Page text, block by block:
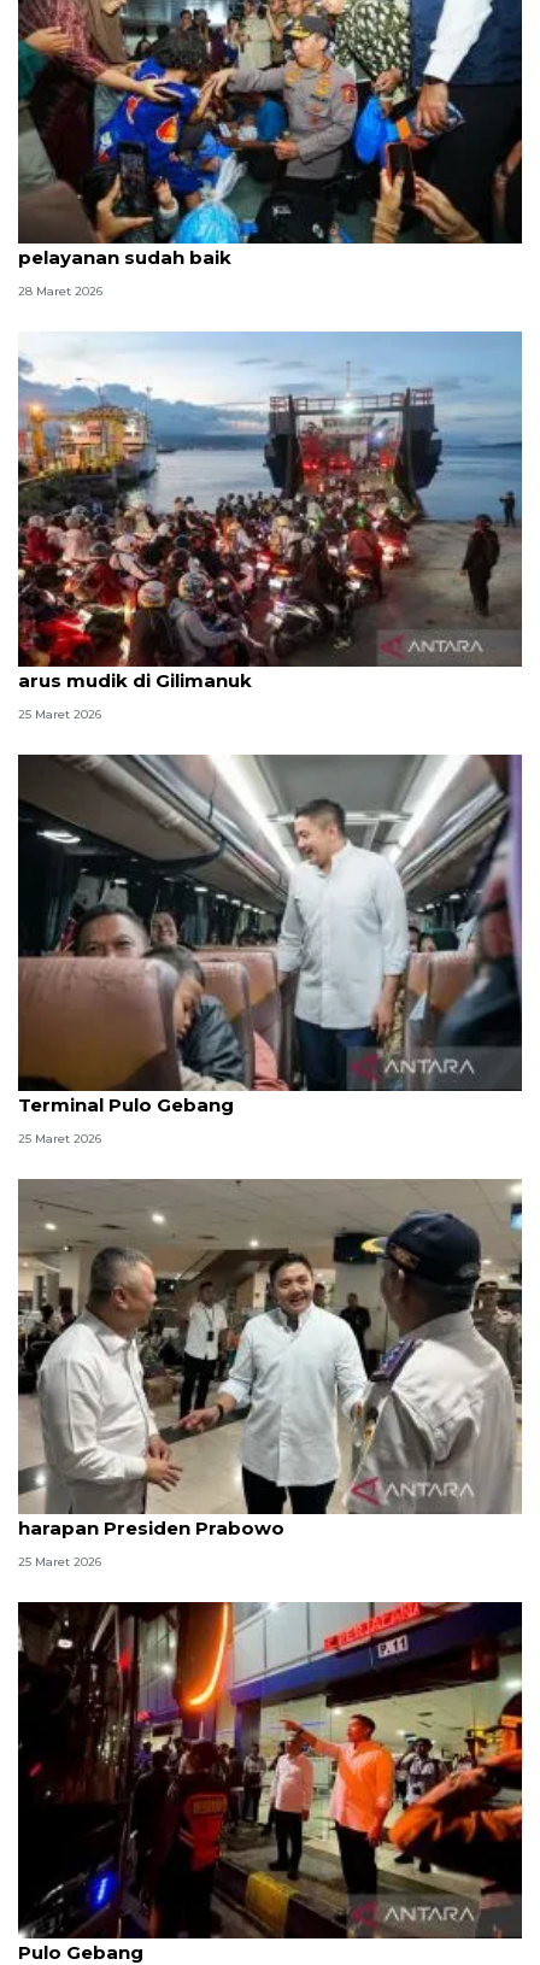
Tinjau Pelabuhan Bakauheni, Kapolri-Menhub sebut
pelayanan sudah baik
28 Maret 2026
Menteri PU dan Menhub akan bahas soal antrean
arus mudik di Gilimanuk
25 Maret 2026
Seskab dan Menhub tinjau puncak arus balik di
Terminal Pulo Gebang
25 Maret 2026
Seskab Teddy sebut angkutan Lebaran sesuai
harapan Presiden Prabowo
25 Maret 2026
Menhub dan Seskab pantau arus balik di Terminal
Pulo Gebang